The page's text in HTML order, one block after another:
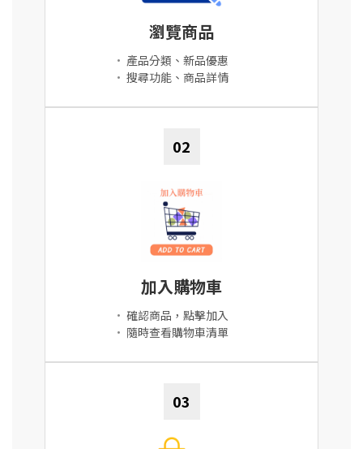
瀏覽商品
• 產品分類、新品優惠
• 搜尋功能、商品詳情
02
加入購物車
• 確認商品，點擊加入
• 隨時查看購物車清單
03